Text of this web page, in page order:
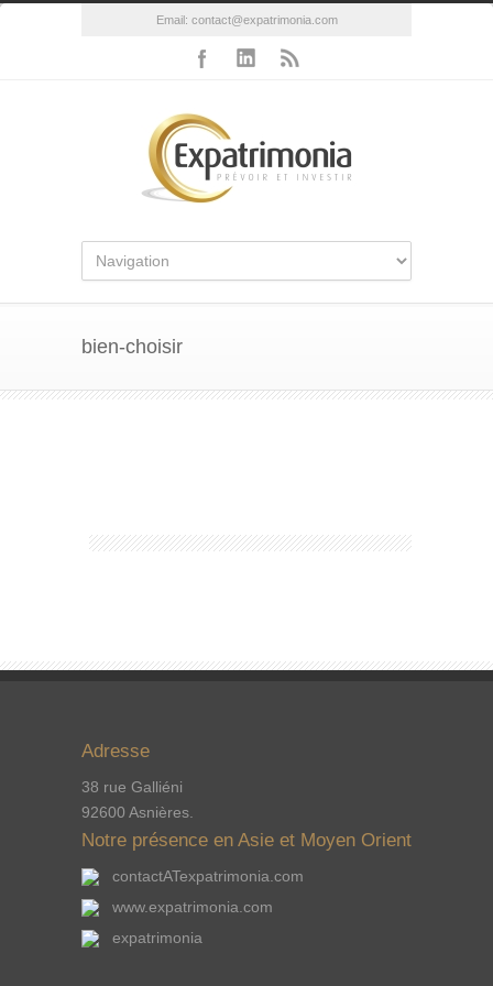
Email: contact@expatrimonia.com
bien-choisir
Adresse
38 rue Galliéni
92600 Asnières.
Notre présence en Asie et Moyen Orient
contactATexpatrimonia.com
www.expatrimonia.com
expatrimonia